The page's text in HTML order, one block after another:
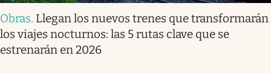
Obras. Llegan los nuevos trenes que transformarán
los viajes nocturnos: las 5 rutas clave que se
estrenarán en 2026